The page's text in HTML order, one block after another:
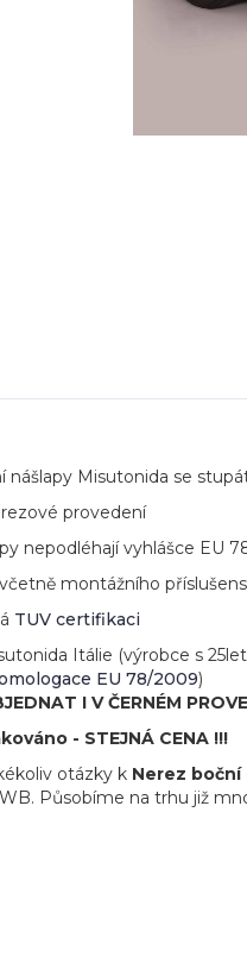
nášlapy Misutonida se
provedení
nepodléhají vyhlášce EU
montážního
TUV certifikaci
Itálie (výrobce s
EU 78/2009)
I V ČERNÉM
- STEJNÁ CENA !!!
otázky k Nerez boční
Působíme na trhu již